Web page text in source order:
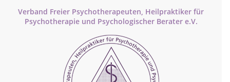
Verband Freier Psychotherapeuten, Heilpraktiker für
Psychotherapie und Psychologischer Berater e.V.